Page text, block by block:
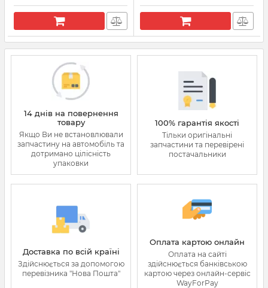
14 днів на повернення
товару
Якщо Ви не встановлювали
запчастину на автомобіль та
дотримано цілісність
упаковки
100% гарантія якості
Тільки оригінальні
запчастини та перевірені
постачальники
Доставка по всій країні
Здійснюється за допомогою
перевізника "Нова Пошта"
Оплата картою онлайн
Оплата на сайті
здійснюється банківською
картою через онлайн-сервіс
WayForPay